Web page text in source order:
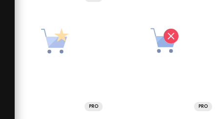
PRO PRO